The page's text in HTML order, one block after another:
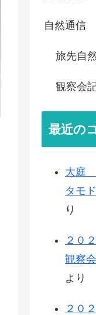
自然通信
旅先自
観察会
最近の
大庭
タモ
り
２０
観察
より
２０